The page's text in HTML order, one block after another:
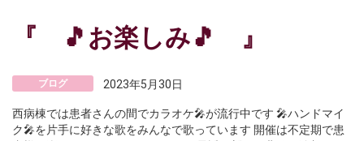
『 🎵お楽しみ🎵 』
ブログ 2023年5月30日
西病棟では患者さんの間でカラオケ🎤が流行中です 🎤ハンドマイ
ク🎤を片手に好きな歌をみんなで歌っています 開催は不定期で患